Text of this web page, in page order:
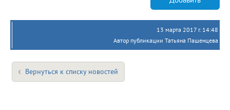
13 марта 2017 г. 14:48
Автор публикации Татьяна Пашенцева
Вернуться к списку новостей